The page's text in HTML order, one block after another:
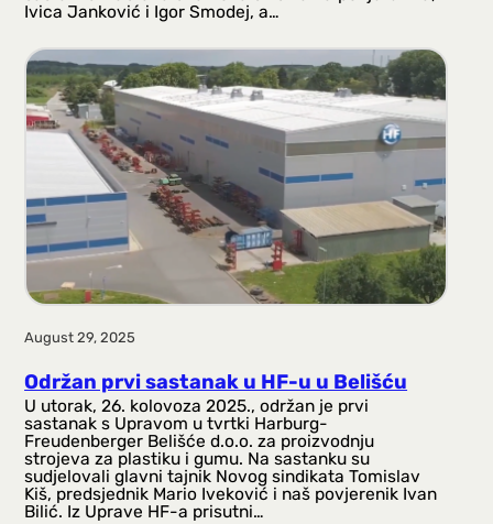
Ivica Janković i Igor Smodej, a…
August 29, 2025
Održan prvi sastanak u HF-u u Belišću
U utorak, 26. kolovoza 2025., održan je prvi
sastanak s Upravom u tvrtki Harburg-
Freudenberger Belišće d.o.o. za proizvodnju
strojeva za plastiku i gumu. Na sastanku su
sudjelovali glavni tajnik Novog sindikata Tomislav
Kiš, predsjednik Mario Iveković i naš povjerenik Ivan
Bilić. Iz Uprave HF-a prisutni…